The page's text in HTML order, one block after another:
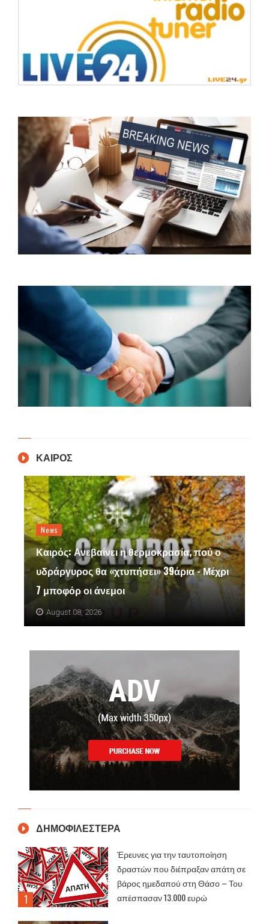
ΚΑΙΡΟΣ
News
Καιρός: Ανεβαίνει η θερμοκρασία, πού ο
υδράργυρος θα «χτυπήσει» 39άρια - Μέχρι
7 μποφόρ οι άνεμοι
August 08, 2026
ΔΗΜΟΦΙΛΕΣΤΕΡΑ
Έρευνες για την ταυτοποίηση
δραστών που διέπραξαν απάτη σε
βάρος ημεδαπού στη Θάσο – Του
απέσπασαν 13.000 ευρώ